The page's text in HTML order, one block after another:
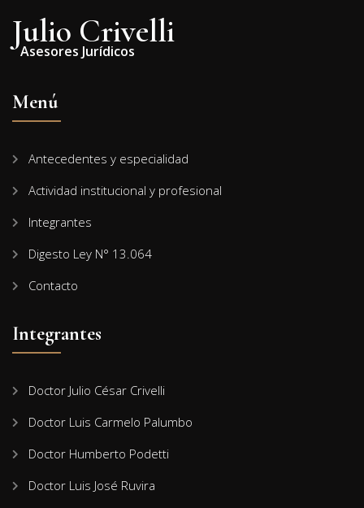
Julio Crivelli
Asesores Jurídicos
Menú
Antecedentes y especialidad
Actividad institucional y profesional
Integrantes
Digesto Ley N° 13.064
Contacto
Integrantes
Doctor Julio César Crivelli
Doctor Luis Carmelo Palumbo
Doctor Humberto Podetti
Doctor Luis José Ruvira